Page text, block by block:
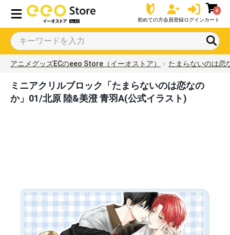
初めての方会員登録ログイン
0
カート
アニメグッズECのeeo Store（イーオストア） たまらないのは恋
ミニアクリルブロック「たまらないのは恋なの
か」01/北原 陸&美澄 青羽A(公式イラスト)